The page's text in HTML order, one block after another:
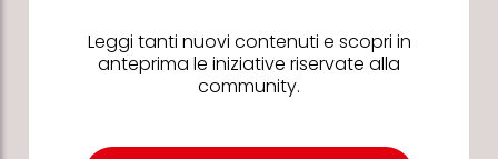
Leggi tanti nuovi contenuti e scopri in
anteprima le iniziative riservate alla
community.